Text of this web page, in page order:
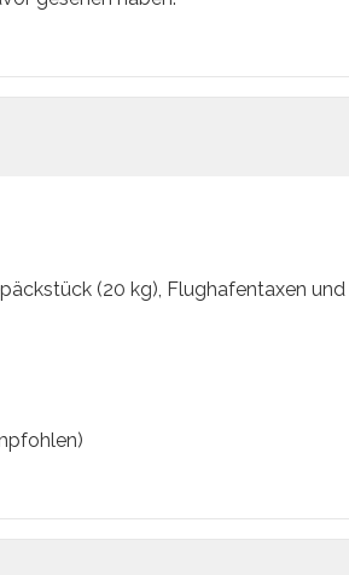
(20 kg), Flughafentaxen